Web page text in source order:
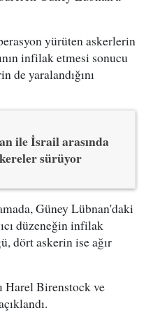
yürüten askerlerin
infilak etmesi sonucu
de yaralandığını
ile İsrail arasında
sürüyor
Güney Lübnan'daki
düzeneğin infilak
dört askerin ise ağır
Harel Birenstock ve